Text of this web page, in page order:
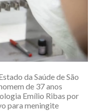
da Saúde de São
de 37 anos
Emílio Ribas por
para meningite